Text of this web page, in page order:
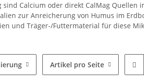
sind Calcium oder direkt CalMag
zur Anreicherung von Humus im
und Träger-/Futtermaterial für diese
Artikel pro Seite